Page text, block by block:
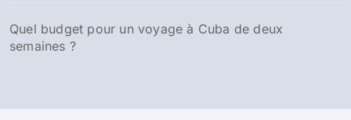
Quel budget pour un voyage à Cuba de deux
semaines ?